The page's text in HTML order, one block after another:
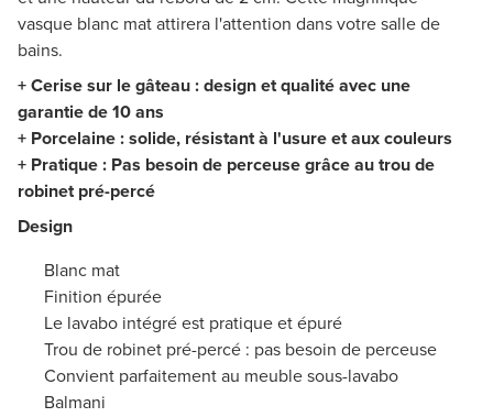
vasque blanc mat attirera l'attention dans votre salle de
bains.
+ Cerise sur le gâteau : design et qualité avec une
garantie de 10 ans
+ Porcelaine : solide, résistant à l'usure et aux couleurs
+ Pratique : Pas besoin de perceuse grâce au trou de
robinet pré-percé
Design
Blanc mat
Finition épurée
Le lavabo intégré est pratique et épuré
Trou de robinet pré-percé : pas besoin de perceuse
Convient parfaitement au meuble sous-lavabo
Balmani